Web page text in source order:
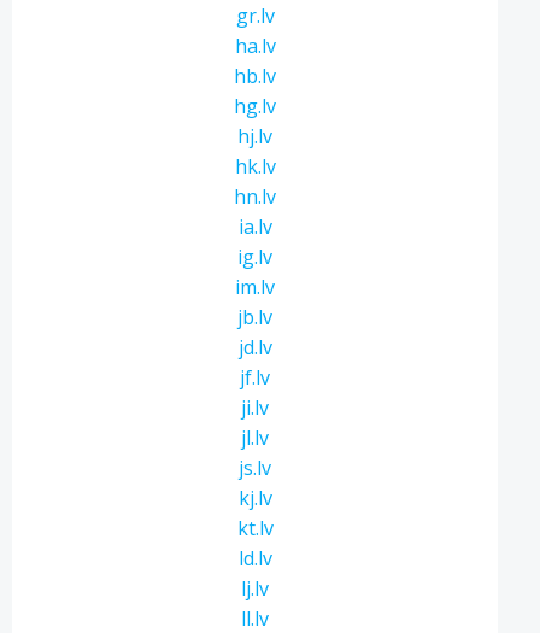
gr.lv
ha.lv
hb.lv
hg.lv
hj.lv
hk.lv
hn.lv
ia.lv
ig.lv
im.lv
jb.lv
jd.lv
jf.lv
ji.lv
jl.lv
js.lv
kj.lv
kt.lv
ld.lv
lj.lv
ll.lv